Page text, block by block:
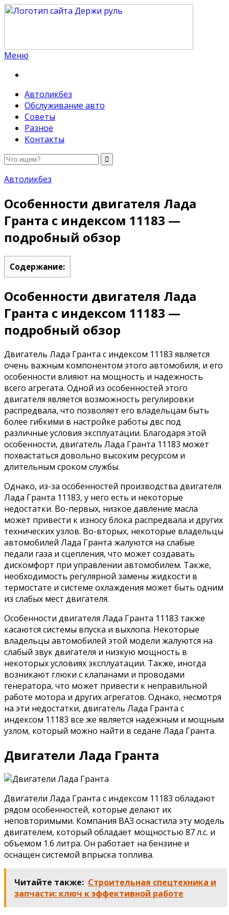
Меню
Автоликбез
Обслуживание авто
Советы
Разное
Контакты
Автоликбез
Особенности двигателя Лада
Гранта с индексом 11183 —
подробный обзор
Содержание:
Особенности двигателя Лада
Гранта с индексом 11183 —
подробный обзор
Двигатель Лада Гранта с индексом 11183 является
очень важным компонентом этого автомобиля, и его
особенности влияют на мощность и надежность
всего агрегата. Одной из особенностей этого
двигателя является возможность регулировки
распредвала, что позволяет его владельцам быть
более гибкими в настройке работы двс под
различные условия эксплуатации. Благодаря этой
особенности, двигатель Лада Гранта 11183 может
похвастаться довольно высоким ресурсом и
длительным сроком службы.
Однако, из-за особенностей производства двигателя
Лада Гранта 11183, у него есть и некоторые
недостатки. Во-первых, низкое давление масла
может привести к износу блока распредвала и других
технических узлов. Во-вторых, некоторые владельцы
автомобилей Лада Гранта жалуются на слабые
педали газа и сцепления, что может создавать
дискомфорт при управлении автомобилем. Также,
необходимость регулярной замены жидкости в
термостате и системе охлаждения может быть одним
из слабых мест двигателя.
Особенности двигателя Лада Гранта 11183 также
касаются системы впуска и выхлопа. Некоторые
владельцы автомобилей этой модели жалуются на
слабый звук двигателя и низкую мощность в
некоторых условиях эксплуатации. Также, иногда
возникают глюки с клапанами и проводами
генератора, что может привести к неправильной
работе мотора и других агрегатов. Однако, несмотря
на эти недостатки, двигатель Лада Гранта с
индексом 11183 все же является надежным и мощным
узлом, который можно найти в седане Лада Гранта.
Двигатели Лада Гранта
Двигатели Лада Гранта с индексом 11183 обладают
рядом особенностей, которые делают их
неповторимыми. Компания ВАЗ оснастила эту модель
двигателем, который обладает мощностью 87 л.с. и
объемом 1.6 литра. Он работает на бензине и
оснащен системой впрыска топлива.
Читайте также: Строительная спецтехника и
запчасти: ключ к эффективной работе